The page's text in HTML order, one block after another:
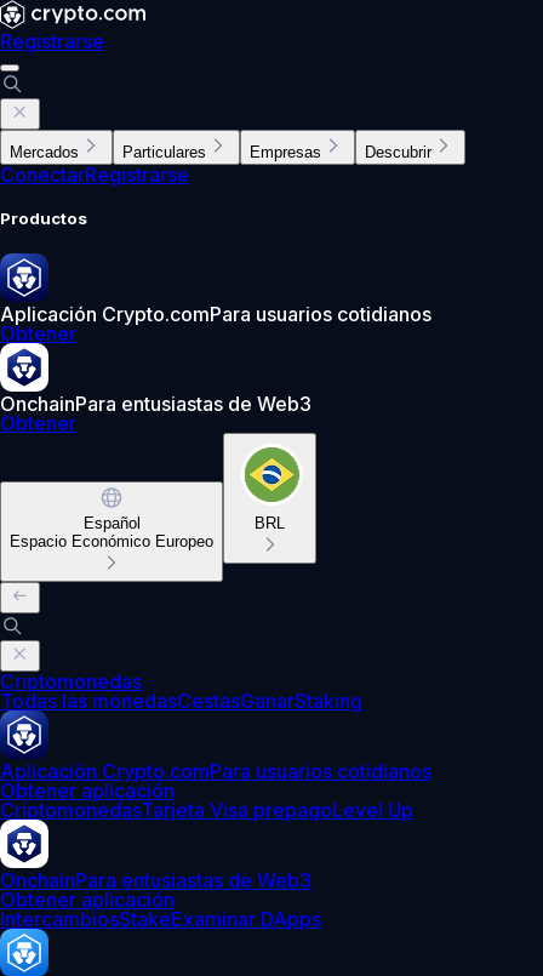
Registrarse
Mercados Particulares Empresas Descubrir
ConectarRegistrarse
Productos
Aplicación Crypto.comPara usuarios cotidianos
Obtener
OnchainPara entusiastas de Web3
Obtener
Español
Espacio Económico Europeo
BRL
Criptomonedas
Todas las monedasCestasGanarStaking
Aplicación Crypto.comPara usuarios cotidianos
Obtener aplicación
CriptomonedasTarjeta Visa prepagoLevel Up
OnchainPara entusiastas de Web3
Obtener aplicación
IntercambiosStakeExaminar DApps